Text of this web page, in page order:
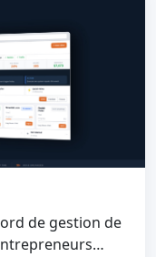
de gestion de